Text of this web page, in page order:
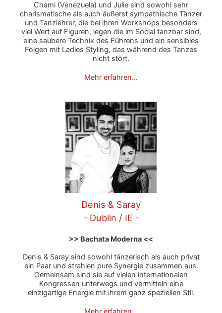
Chami (Venezuela) und Julie sind sowohl sehr
charismatische als auch äußerst sympathische Tänzer
und Tanzlehrer, die bei ihren Workshops besonders
viel Wert auf Figuren, legen die im Social tanzbar sind,
eine saubere Technik des Führens und ein sensibles
Folgen mit Ladies Styling, das während des Tanzes
nicht stört.
Mehr erfahren…
Denis & Saray
- Dublin / IE -
>> Bachata Moderna <<
Denis & Saray sind sowohl tänzerisch als auch privat
ein Paar und strahlen pure Synergie zusammen aus.
Gemeinsam sind sie auf vielen internationalen
Kongressen unterwegs und vermitteln eine
einzigartige Energie mit ihrem ganz speziellen Stil.